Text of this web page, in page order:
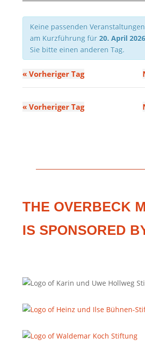
Keine passenden
am Kurzführung für 20. April 2026
Sie bitte einen anderen Tag.
«Vorheriger Tag
«Vorheriger Tag
THE OVERBECK
IS SPONSORED